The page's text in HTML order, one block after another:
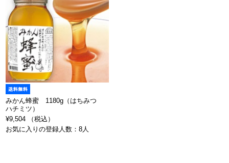
みかん蜂蜜 1180g（はちみつ
ハチミツ）
¥9,504 （税込）
お気に入りの登録人数：8人